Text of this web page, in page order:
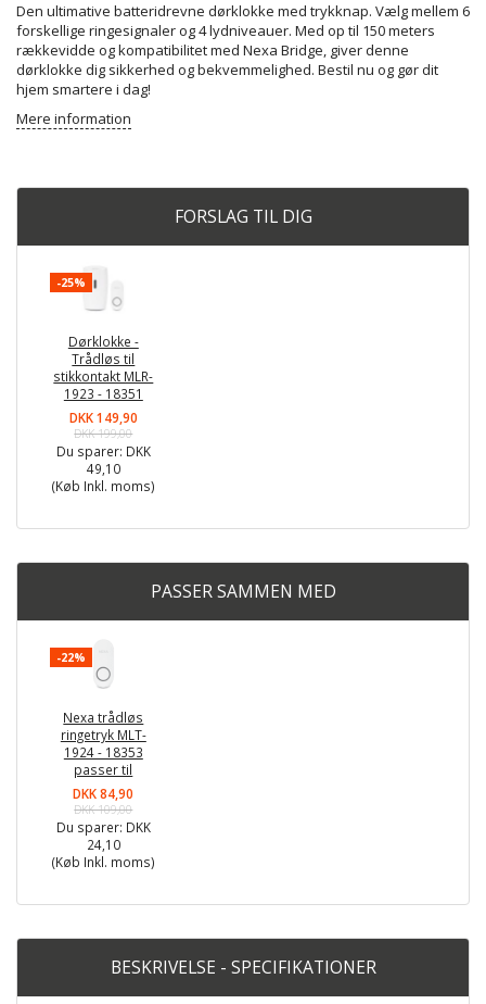
Den ultimative batteridrevne dørklokke med trykknap. Vælg mellem 6
forskellige ringesignaler og 4 lydniveauer. Med op til 150 meters
rækkevidde og kompatibilitet med Nexa Bridge, giver denne
dørklokke dig sikkerhed og bekvemmelighed. Bestil nu og gør dit
hjem smartere i dag!
Mere information
FORSLAG TIL DIG
-25%
Dørklokke -
Trådløs til
stikkontakt MLR-
1923 - 18351
DKK 149,90
DKK 199,00
Du sparer: DKK
49,10
(Køb Inkl. moms)
PASSER SAMMEN MED
-22%
Nexa trådløs
ringetryk MLT-
1924 - 18353
passer til
DKK 84,90
DKK 109,00
Du sparer: DKK
24,10
(Køb Inkl. moms)
BESKRIVELSE - SPECIFIKATIONER